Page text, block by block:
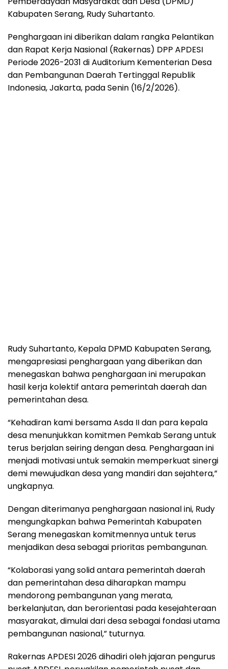
Kabupaten Serang, Rudy Suhartanto.
Penghargaan ini diberikan dalam rangka Pelantikan
dan Rapat Kerja Nasional (Rakernas) DPP APDESI
Periode 2026-2031 di Auditorium Kementerian Desa
dan Pembangunan Daerah Tertinggal Republik
Indonesia, Jakarta, pada Senin (16/2/2026).
Rudy Suhartanto, Kepala DPMD Kabupaten Serang,
mengapresiasi penghargaan yang diberikan dan
menegaskan bahwa penghargaan ini merupakan
hasil kerja kolektif antara pemerintah daerah dan
pemerintahan desa.
“Kehadiran kami bersama Asda II dan para kepala
desa menunjukkan komitmen Pemkab Serang untuk
terus berjalan seiring dengan desa. Penghargaan ini
menjadi motivasi untuk semakin memperkuat sinergi
demi mewujudkan desa yang mandiri dan sejahtera,”
ungkapnya.
Dengan diterimanya penghargaan nasional ini, Rudy
mengungkapkan bahwa Pemerintah Kabupaten
Serang menegaskan komitmennya untuk terus
menjadikan desa sebagai prioritas pembangunan.
“Kolaborasi yang solid antara pemerintah daerah
dan pemerintahan desa diharapkan mampu
mendorong pembangunan yang merata,
berkelanjutan, dan berorientasi pada kesejahteraan
masyarakat, dimulai dari desa sebagai fondasi utama
pembangunan nasional,” tuturnya.
Rakernas APDESI 2026 dihadiri oleh jajaran pengurus